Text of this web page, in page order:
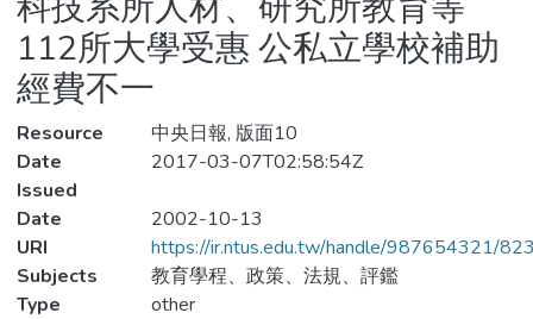
112所大學受惠 公私立學校補助
經費不一
Resource
中央日報, 版面10
Date
Issued
2017-03-07T02:58:54Z
Date
2002-10-13
URI
https://ir.ntus.edu.tw/handle/987654321/
Subjects
教育學程、政策、法規、評鑑
Type
other